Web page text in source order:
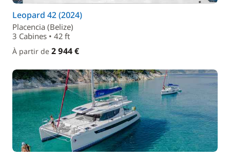
Leopard 42 (2024)
Placencia (Belize)
3 Cabines • 42 ft
À partir de 2 944 €